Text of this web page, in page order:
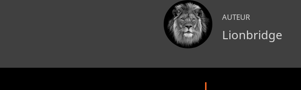
AUTEUR
Lionbridge